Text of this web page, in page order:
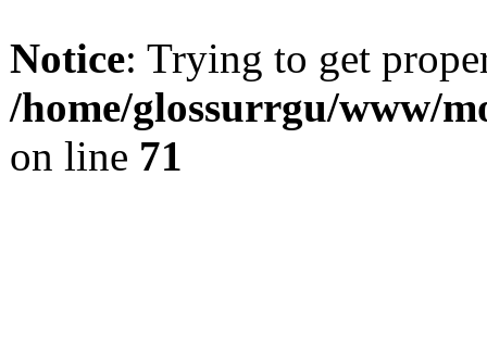
Notice: Trying to get
/home/glossurrgu/www/
on line 71